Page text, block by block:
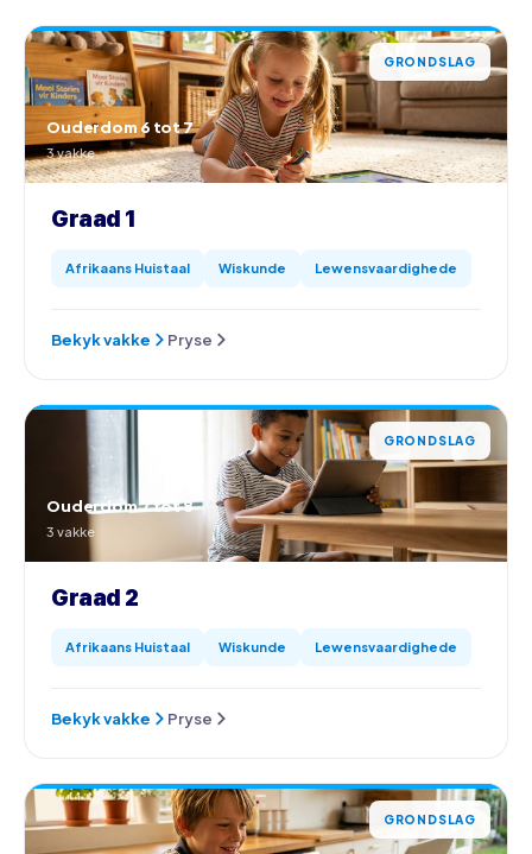
GRONDSLAG
Ouderdom 6 tot 7
3 vakke
Graad 1
Afrikaans Huistaal Wiskunde Lewensvaardighede
Bekyk vakke Pryse
GRONDSLAG
Ouderdom 7 tot 8
3 vakke
Graad 2
Afrikaans Huistaal Wiskunde Lewensvaardighede
Bekyk vakke Pryse
GRONDSLAG